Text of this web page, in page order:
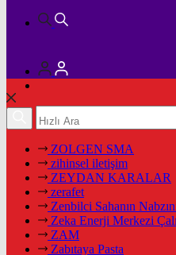
ZOLGEN SMA
zihinsel iletişim
ZEYDAN KARALAR
zerafet
Zenbilci Sahanın
Zeka Enerji Merkezi
ZAM
Zabıtaya Pasta